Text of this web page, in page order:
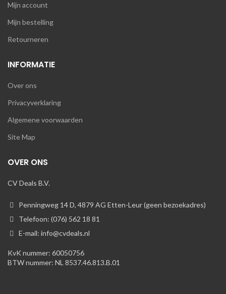
Mijn account
Mijn bestelling
Retourneren
INFORMATIE
Over ons
Privacyverklaring
Algemene voorwaarden
Site Map
OVER ONS
CV Deals B.V.
Penningweg 14 D, 4879 AG Etten-Leur (geen bezoekadres)
Telefoon: (076) 562 18 81
E-mail: info@cvdeals.nl
KvK nummer: 60050756
BTW nummer: NL 8537.46.813.B.01